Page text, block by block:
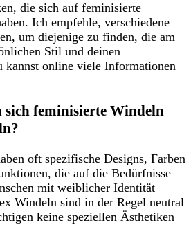
die sich auf feminisierte
Ich empfehle, verschiedene
um⁢ diejenige ​zu finden, die am
Stil und deinen
‍kannst online viele Informationen
sich feminisierte Windeln
oft spezifische Designs,⁢ Farben
die auf ⁤die ⁤Bedürfnisse
mit‌ weiblicher ⁣Identität
Windeln sind in ⁢der Regel neutral
keine speziellen Ästhetiken